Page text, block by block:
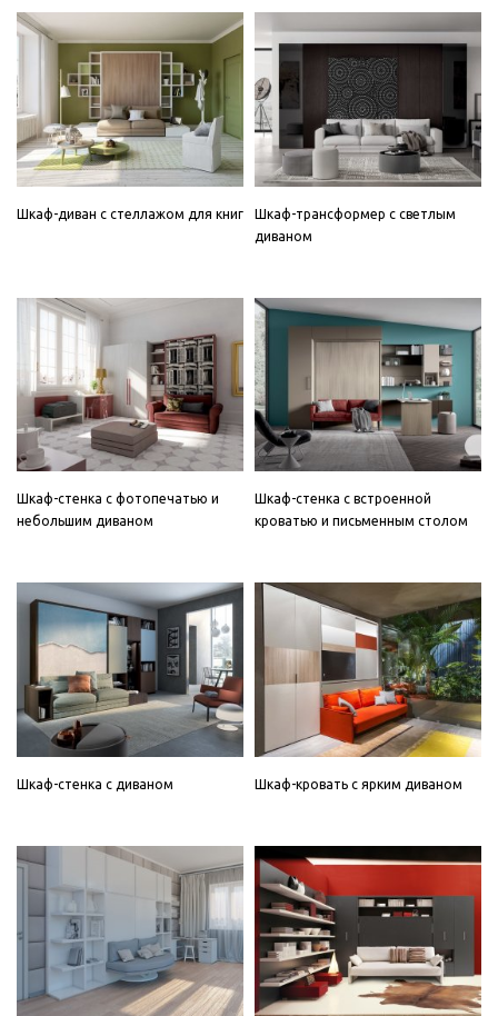
Шкаф-диван с стеллажом для книг
Шкаф-трансформер с светлым
диваном
Шкаф-стенка с фотопечатью и
небольшим диваном
Шкаф-стенка с встроенной
кроватью и письменным столом
Шкаф-стенка с диваном Шкаф-кровать с ярким диваном